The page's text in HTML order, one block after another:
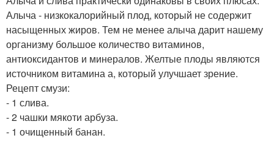
Алыча - низкокалорийный плод, который не содержит
насыщенных жиров. Тем не менее алыча дарит нашему
организму большое количество витаминов,
антиоксидантов и минералов. Желтые плоды являются
источником витамина а, который улучшает зрение.
Рецепт смузи:
- 1 слива.
- 2 чашки мякоти арбуза.
- 1 очищенный банан.